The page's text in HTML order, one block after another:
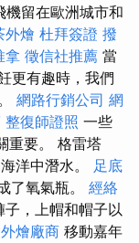
機留在歐洲城市和
外燴 杜拜簽證 撥
拿 徵信社推薦 當
更有趣時，我們
網路行銷公司 網
整復師證照 一些
重要。 格雷塔
洋中潛水。 足底
了氧氣瓶。 經絡
子，上帽和帽子以
外燴廠商 移動嘉年